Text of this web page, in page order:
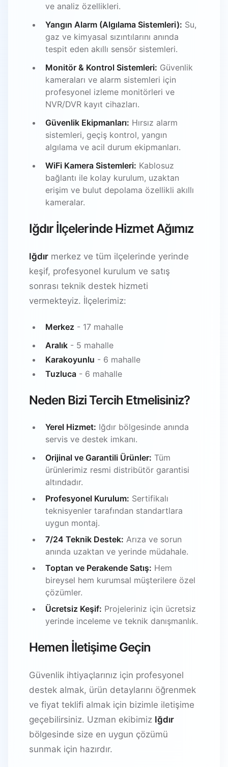
ve analiz özellikleri.
Yangın Alarm (Algılama Sistemleri): Su,
gaz ve kimyasal sızıntılarını anında
tespit eden akıllı sensör sistemleri.
Monitör & Kontrol Sistemleri: Güvenlik
kameraları ve alarm sistemleri için
profesyonel izleme monitörleri ve
NVR/DVR kayıt cihazları.
Güvenlik Ekipmanları: Hırsız alarm
sistemleri, geçiş kontrol, yangın
algılama ve acil durum ekipmanları.
WiFi Kamera Sistemleri: Kablosuz
bağlantı ile kolay kurulum, uzaktan
erişim ve bulut depolama özellikli akıllı
kameralar.
Iğdır İlçelerinde Hizmet Ağımız
Iğdır merkez ve tüm ilçelerinde yerinde
keşif, profesyonel kurulum ve satış
sonrası teknik destek hizmeti
vermekteyiz. İlçelerimiz:
Merkez - 17 mahalle
Aralık - 5 mahalle
Karakoyunlu - 6 mahalle
Tuzluca - 6 mahalle
Neden Bizi Tercih Etmelisiniz?
Yerel Hizmet: Iğdır bölgesinde anında
servis ve destek imkanı.
Orijinal ve Garantili Ürünler: Tüm
ürünlerimiz resmi distribütör garantisi
altındadır.
Profesyonel Kurulum: Sertifikalı
teknisyenler tarafından standartlara
uygun montaj.
7/24 Teknik Destek: Arıza ve sorun
anında uzaktan ve yerinde müdahale.
Toptan ve Perakende Satış: Hem
bireysel hem kurumsal müşterilere özel
çözümler.
Ücretsiz Keşif: Projeleriniz için ücretsiz
yerinde inceleme ve teknik danışmanlık.
Hemen İletişime Geçin
Güvenlik ihtiyaçlarınız için profesyonel
destek almak, ürün detaylarını öğrenmek
ve fiyat teklifi almak için bizimle iletişime
geçebilirsiniz. Uzman ekibimiz Iğdır
bölgesinde size en uygun çözümü
sunmak için hazırdır.